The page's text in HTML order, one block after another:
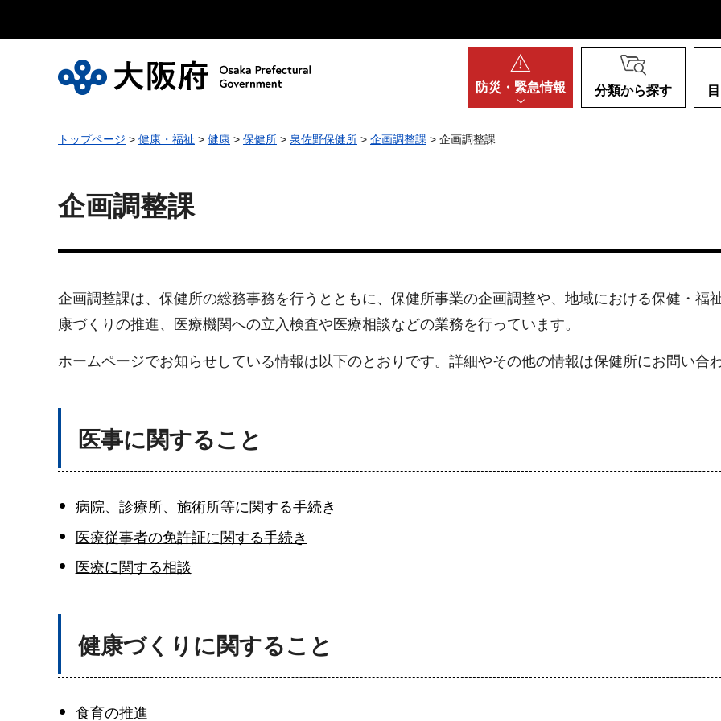
防災・ 緊急情報 分類から探す
トップページ > 健康・福祉 > 健康 > 保健所 > 泉佐野保健所 > 企画調整課 > 企画調整課
企画調整課
企画調整課は、保健所の総務事務を行うとともに、保健所事業の企画調整や、地域における保健・福
康づくりの推進、医療機関への立入検査や医療相談などの業務を行っています。
ホームページでお知らせしている情報は以下のとおりです。詳細やその他の情報は保健所にお問い合
医事に関すること
病院、診療所、施術所等に関する手続き
医療従事者の免許証に関する手続き
医療に関する相談
健康づくりに関すること
食育の推進